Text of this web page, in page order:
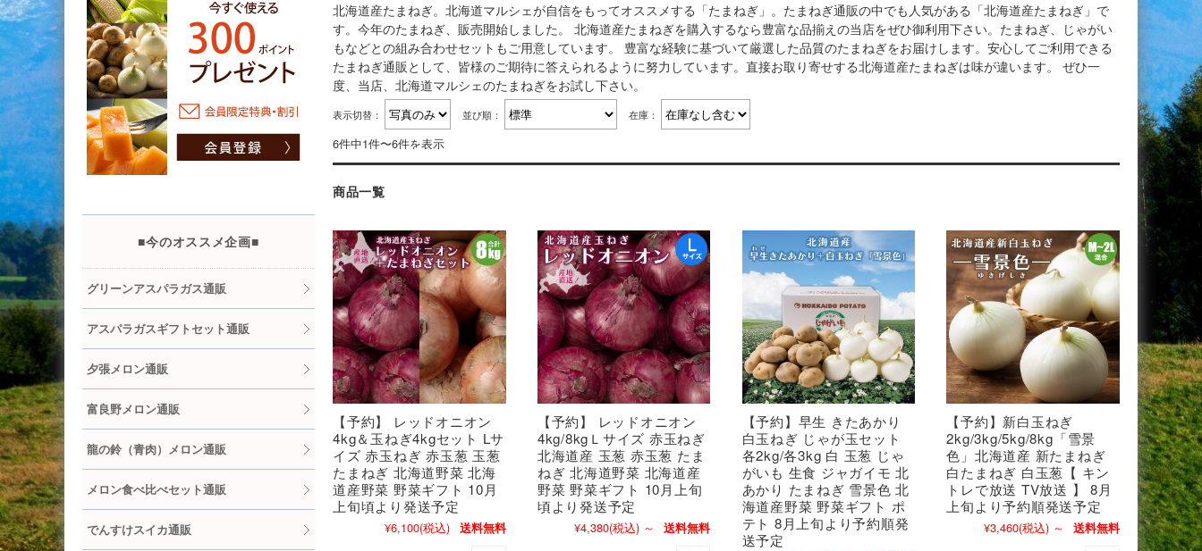
北海道産たまねぎ。北海道マルシェが自信をもってオススメする「たまねぎ」。たまねぎ通販の中でも人気がある「北海道産たまねぎ」で
す。今年のたまねぎ、販売開始しました。 北海道産たまねぎを購入するなら豊富な品揃えの当店をぜひ御利用下さい。たまねぎ、じゃがい
もなどとの組み合わせセットもご用意しています。 豊富な経験に基づいて厳選した品質のたまねぎをお届けします。安心してご利用できる
たまねぎ通販として、皆様のご期待に答えられるように努力しています。直接お取り寄せする北海道産たまねぎは味が違います。 ぜひ一
度、当店、北海道マルシェのたまねぎをお試し下さい。
表示切替： 並び順： 在庫：
6件中1件〜6件を表示
商品一覧
【予約】 レッドオニオン
4kg＆玉ねぎ4kgセット Lサ
イズ 赤玉ねぎ 赤玉葱 玉葱
たまねぎ 北海道野菜 北海
道産野菜 野菜ギフト 10月
上旬頃より発送予定
¥6,100(税込) 送料無料
【予約】 レッドオニオン
4kg/8kgＬサイズ 赤玉ねぎ
北海道産 玉葱 赤玉葱 たま
ねぎ 北海道野菜 北海道産
野菜 野菜ギフト 10月上旬
頃より発送予定
¥4,380(税込) ～ 送料無料
【予約】早生 きたあかり
白玉ねぎ じゃが玉セット
各2kg/各3kg 白 玉葱 じゃ
がいも 生食 ジャガイモ 北
あかり たまねぎ 雪景色 北
海道産野菜 野菜ギフト ポ
テト 8月上旬より予約順発
送予定
【予約】新白玉ねぎ
2kg/3kg/5kg/8kg「雪景
色」北海道産 新たまねぎ
白たまねぎ 白玉葱【 キン
トレで放送 TV放送 】 8月
上旬より予約順発送予定
¥3,460(税込) ～ 送料無料
■今のオススメ企画■
グリーンアスパラガス通販
アスパラガスギフトセット通販
夕張メロン通販
富良野メロン通販
龍の鈴（青肉）メロン通販
メロン食べ比べセット通販
でんすけスイカ通販